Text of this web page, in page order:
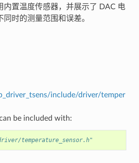
内置温度传感器，并展示了 DAC 电
同时的测量范围和误差。
include/driver/temper
be included with:
temperature_sensor.h"